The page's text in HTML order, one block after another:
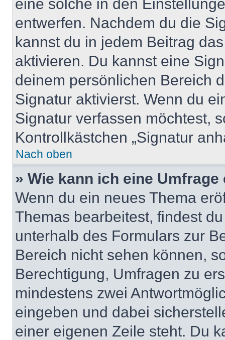
eine solche in den
entwerfen. Nachdem du die
kannst du in jedem Beitrag
aktivieren. Du kannst eine
deinem persönlichen Bereich
Signatur aktivierst. Wenn du
Signatur verfassen möchtest,
Kontrollkästchen „Signatur
Nach oben
» Wie kann ich eine
Wenn du ein neues Thema
Themas bearbeitest, findest
unterhalb des Formulars zur
Bereich nicht sehen können,
Berechtigung, Umfragen zu
mindestens zwei
eingeben und dabei
einer eigenen Zeile steht. Du